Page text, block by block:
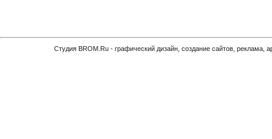
Cтудия BROM.Ru - графический дизайн, создание сайтов,